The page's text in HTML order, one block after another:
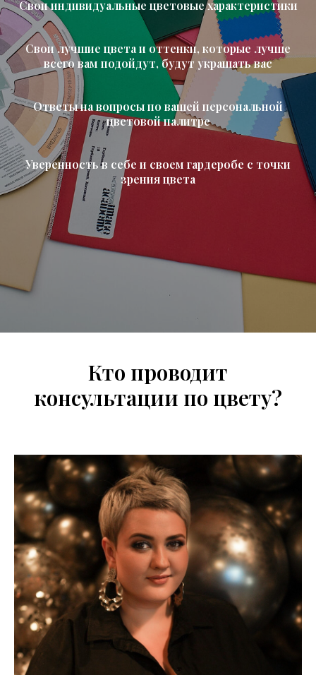
Свои индивидуальные цветовые характеристики
Свои лучшие цвета и оттенки, которые лучше
всего вам подойдут, будут украшать вас
Ответы на вопросы по вашей персональной
цветовой палитре
Уверенность в себе и своем гардеробе с точки
зрения цвета
Кто проводит
консультации по цвету?